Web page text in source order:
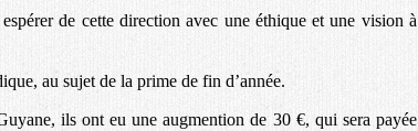
de cette direction avec une éthique et une vision à
au sujet de la prime de fin d’année.
ils ont eu une augmention de 30 €, qui sera payée